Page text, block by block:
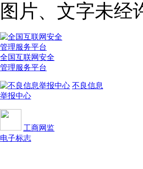
图片、文字未经
全国互联网安全
管理服务平台
不良信息
举报中心
工商网监
电子标志